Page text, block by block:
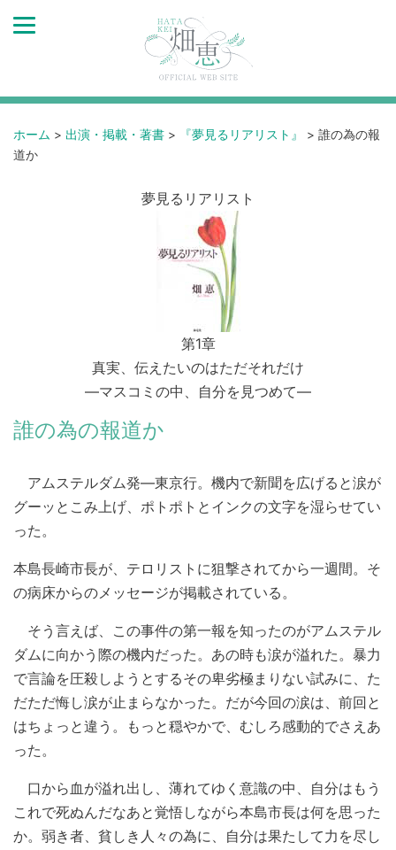
ホーム > 出演・掲載・著書 > 『夢見るリアリスト』 > 誰の為の報
道か
夢見るリアリスト
第1章
真実、伝えたいのはただそれだけ
―マスコミの中、自分を見つめて―
誰の為の報道か
アムステルダム発―東京行。機内で新聞を広げると涙が
グーッとこみ上げ、ポトポトとインクの文字を湿らせてい
った。
本島長崎市長が、テロリストに狙撃されてから一週間。そ
の病床からのメッセージが掲載されている。
そう言えば、この事件の第一報を知ったのがアムステル
ダムに向かう際の機内だった。あの時も涙が溢れた。暴力
で言論を圧殺しようとするその卑劣極まりない試みに、た
だただ悔し涙が止まらなかった。だが今回の涙は、前回と
はちょっと違う。もっと穏やかで、むしろ感動的でさえあ
った。
口から血が溢れ出し、薄れてゆく意識の中、自分はもう
これで死ぬんだなあと覚悟しながら本島市長は何を思った
か。弱き者、貧しき人々の為に、自分は果たして力を尽し